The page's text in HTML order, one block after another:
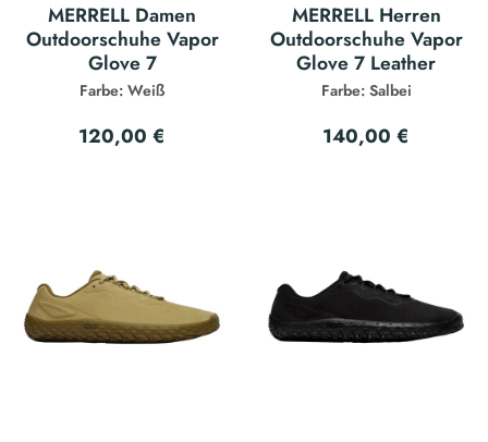
MERRELL Damen
Outdoorschuhe Vapor
Glove 7
Farbe: Weiß
120,00 €
MERRELL Herren
Outdoorschuhe Vapor
Glove 7 Leather
Farbe: Salbei
140,00 €